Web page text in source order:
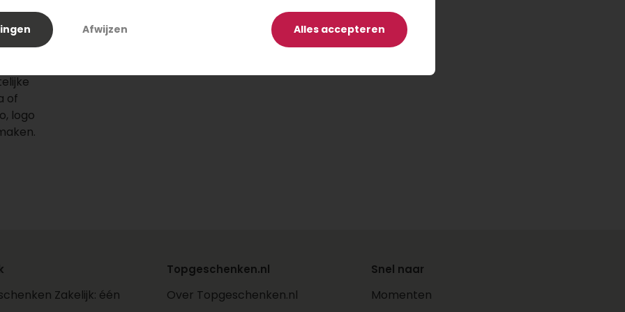
of
logo
Zakelijk: één
Topgeschenken.nl
Over Topgeschenken.nl
Snel naar
Momenten
Alles accepteren
Afwijzen